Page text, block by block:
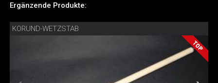
Ergänzende Produkte:
KORUND-WETZSTAB